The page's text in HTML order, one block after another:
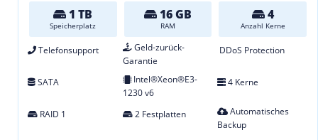
1 TB
Speicherplatz
16 GB
RAM
4
Anzahl Kerne
Telefonsupport
Geld-zurück-
Garantie
DDoS Protection
SATA
Intel®Xeon®E3-
1230 v6
4 Kerne
RAID 1 2 Festplatten
Automatisches
Backup